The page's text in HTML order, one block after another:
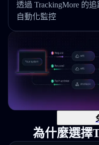
透過 TrackingMore 的
自動化監控
為什麼選擇